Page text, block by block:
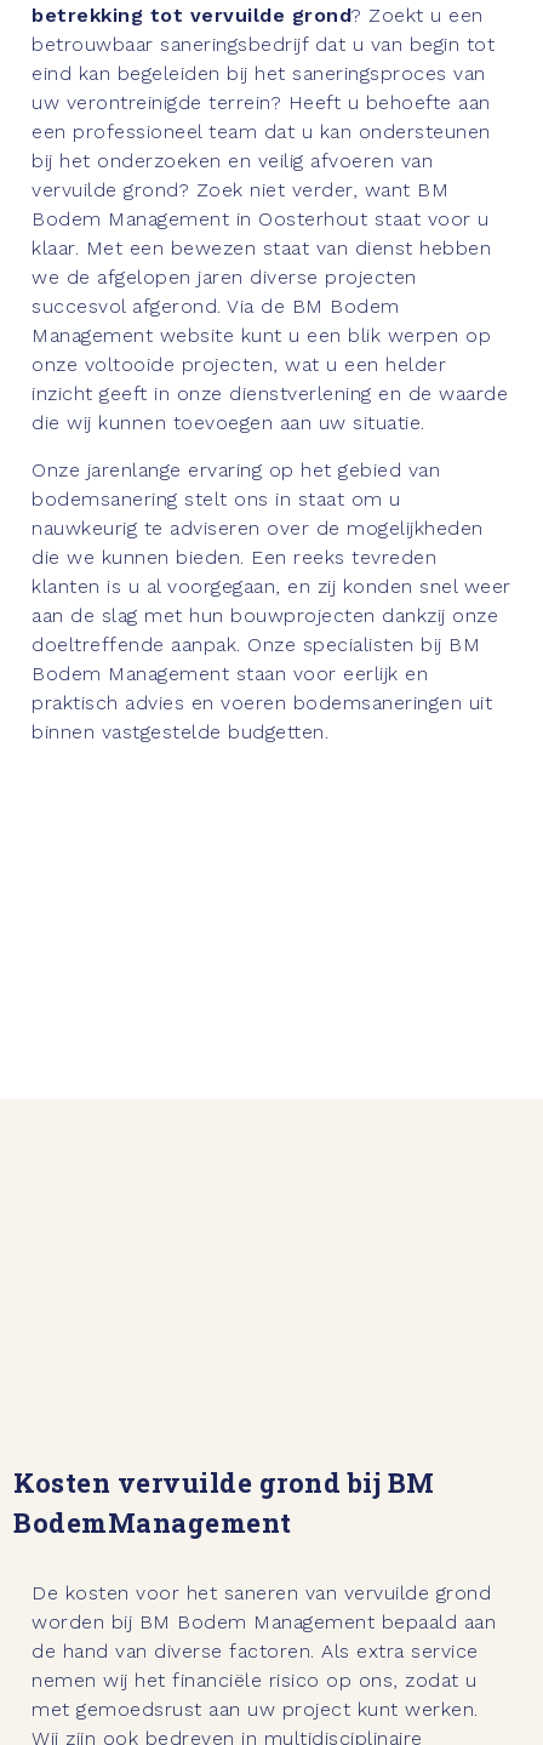
betrekking tot vervuilde grond? Zoekt u een
betrouwbaar saneringsbedrijf dat u van begin tot
eind kan begeleiden bij het saneringsproces van
uw verontreinigde terrein? Heeft u behoefte aan
een professioneel team dat u kan ondersteunen
bij het onderzoeken en veilig afvoeren van
vervuilde grond? Zoek niet verder, want BM
Bodem Management in Oosterhout staat voor u
klaar. Met een bewezen staat van dienst hebben
we de afgelopen jaren diverse projecten
succesvol afgerond. Via de BM Bodem
Management website kunt u een blik werpen op
onze voltooide projecten, wat u een helder
inzicht geeft in onze dienstverlening en de waarde
die wij kunnen toevoegen aan uw situatie.
Onze jarenlange ervaring op het gebied van
bodemsanering stelt ons in staat om u
nauwkeurig te adviseren over de mogelijkheden
die we kunnen bieden. Een reeks tevreden
klanten is u al voorgegaan, en zij konden snel weer
aan de slag met hun bouwprojecten dankzij onze
doeltreffende aanpak. Onze specialisten bij BM
Bodem Management staan voor eerlijk en
praktisch advies en voeren bodemsaneringen uit
binnen vastgestelde budgetten.
Kosten vervuilde grond bij BM
BodemManagement
De kosten voor het saneren van vervuilde grond
worden bij BM Bodem Management bepaald aan
de hand van diverse factoren. Als extra service
nemen wij het financiële risico op ons, zodat u
met gemoedsrust aan uw project kunt werken.
Wij zijn ook bedreven in multidisciplinaire